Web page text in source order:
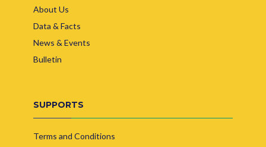
About Us
Data & Facts
News & Events
Bulletin
SUPPORTS
Terms and Conditions